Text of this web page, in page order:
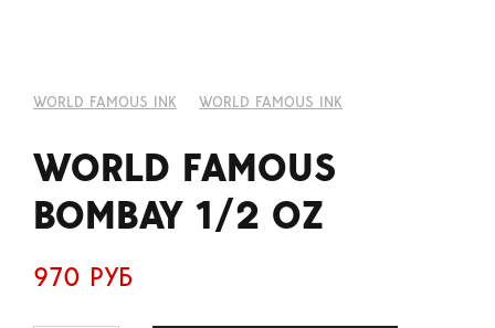
WORLD FAMOUS INK WORLD FAMOUS INK
WORLD FAMOUS
BOMBAY 1/2 OZ
970 РУБ